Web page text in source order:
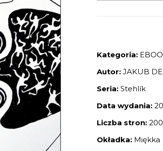
Kategoria:
Autor: JAKUB
Seria: Stehlík
Data wydania:
Liczba stron: 200
Okładka: Miękka